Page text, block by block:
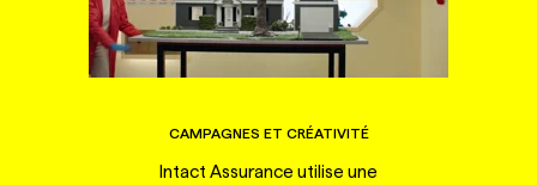
CAMPAGNES ET CRÉATIVITÉ
Intact Assurance utilise une